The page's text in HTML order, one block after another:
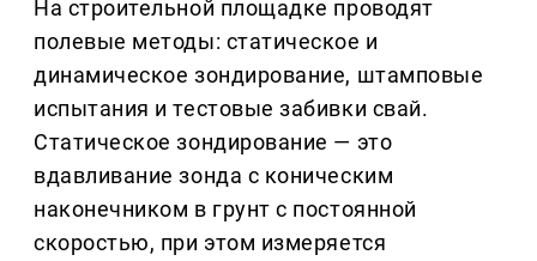
На строительной площадке проводят
полевые методы: статическое и
динамическое зондирование, штамповые
испытания и тестовые забивки свай.
Статическое зондирование — это
вдавливание зонда с коническим
наконечником в грунт с постоянной
скоростью, при этом измеряется